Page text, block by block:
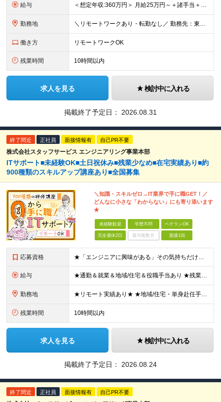
給与 ＜想定年収:360万円＞ 月給25万円～＋諸手当＋決算賞与＋寸志の計2回（住宅補助あり） ※経験・スキルを考慮の上決定 ※固定残業代（30時間分／4万8000円～）含む。超過分は別途全額支給 ※試用期
勤務地 ＼リモートワークあり・転勤なし／ 勤務先：東京都23区、神奈川県、千葉県、埼玉県の各プロジェクト先 ※リモートワーク可能ですが案件により変更の場合がございます。 ■本社 東京都豊島区南池袋1-16-
働き方 リモートワークOK
残業時間 10時間以内
求人を見る 検討中に入れる
掲載終了予定日： 2026.08.31
終了間近 正社員 面接情報有 自己PR不要
株式会社スタッフサービス エンジニアリング事業本部
ITサポート■未経験OK■土日祝休み■残業少なめ■在宅実績あり■約
900種類のスキルアップ講座あり■全国募集
＼知識・スキルゼロ→IT業界で手に職GET！／
どんなに小さな「わからない」にも寄り添います
★
未経験歓迎 学歴不問 ベテランOK
完全週休2日 賞与複数月 面接1回
応募資格 ★「エンジニアに興味がある」その気持ちだけでOK！ ■学歴不問 ■IT知識・実務経験は一切不問！未経験・第二新卒大歓迎 ★ITサポート・IT事務やエンジニアの経験をお持ちの方は優遇します！ 地方在住
給与 ★通勤＆就業＆地域/住宅＆役職手当あり ★残業代は全額支給 ★選べる給与制度あり！ ■東京・神奈川・千葉・埼玉勤務の場合 月給24.5万円～55万円＋諸手当 （残業代は全額支給） (20,000円の
勤務地 ★リモート実績あり★ ★地域/住宅・単身赴任手当などサポートも万全 ★転任費用や寮・社宅制度も完備しています ★勤務地については希望を考慮の上、決定します 『地元で働きたい』『新天地で挑戦したい』と
残業時間 10時間以内
求人を見る 検討中に入れる
掲載終了予定日： 2026.08.24
終了間近 正社員 面接情報有 自己PR不要